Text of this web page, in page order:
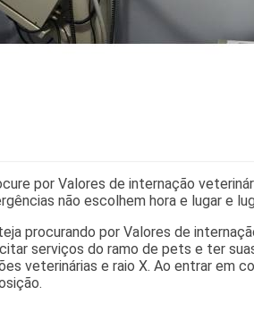
por Valores de internação
não escolhem hora e lugar e
procurando por Valores de
serviços do ramo de pets e ter
veterinárias e raio X. Ao entrar em